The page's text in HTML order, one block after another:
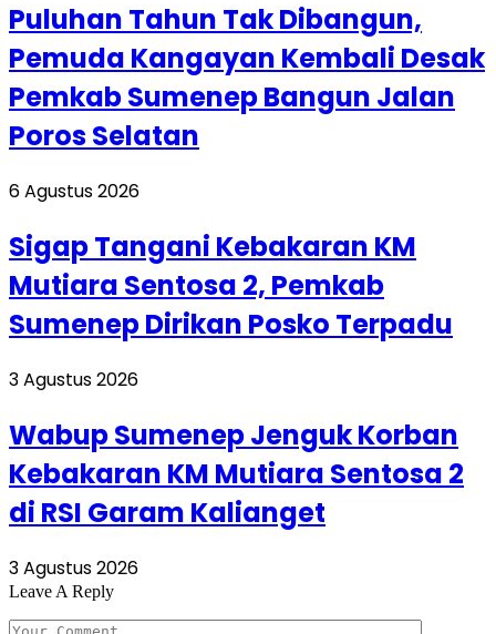
Puluhan Tahun Tak Dibangun,
Pemuda Kangayan Kembali Desak
Pemkab Sumenep Bangun Jalan
Poros Selatan
6 Agustus 2026
Sigap Tangani Kebakaran KM
Mutiara Sentosa 2, Pemkab
Sumenep Dirikan Posko Terpadu
3 Agustus 2026
Wabup Sumenep Jenguk Korban
Kebakaran KM Mutiara Sentosa 2
di RSI Garam Kalianget
3 Agustus 2026
Leave A Reply